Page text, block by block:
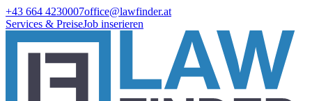
+43 664 4230007office@lawfinder.at
Services & PreiseJob inserieren